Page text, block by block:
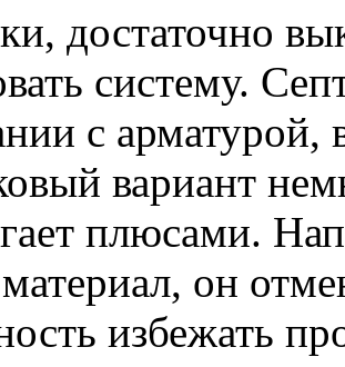
достаточно
систему.
с арматурой,
вариант
плюсами.
он
избежать